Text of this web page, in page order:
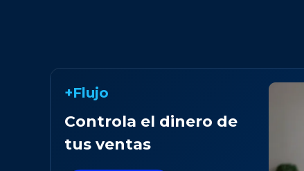
+Flujo
Controla el dinero de
tus ventas